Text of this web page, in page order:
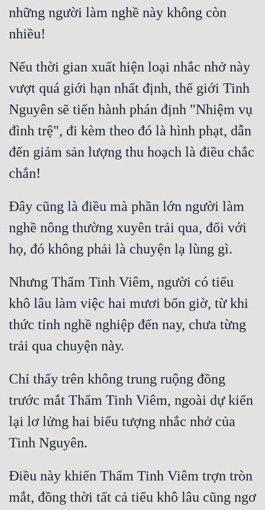
những người làm nghề này không còn
Nếu thời gian xuất hiện loại nhắc nhở này
vượt quá giới hạn nhất định, thế giới Tinh
Nguyên sẽ tiến hành phán định "Nhiệm vụ
đình trệ", đi kèm theo đó là hình phạt, dẫn
đến giảm sản lượng thu hoạch là điều chắc
Đây cũng là điều mà phần lớn người làm
nghề nông thường xuyên trải qua, đối với
Nhưng Thẩm Tinh Viêm, người có tiểu
khô lâu làm việc hai mươi bốn giờ, từ khi
thức tỉnh nghề nghiệp đến nay, chưa từng
Chỉ thấy trên không trung ruộng đồng
trước mắt Thẩm Tinh Viêm, ngoài dự kiến
lại lơ lửng hai biểu tượng nhắc nhở của
Điều này khiến Thẩm Tinh Viêm trợn tròn
mắt, đồng thời tất cả tiểu khô lâu cũng ngơ